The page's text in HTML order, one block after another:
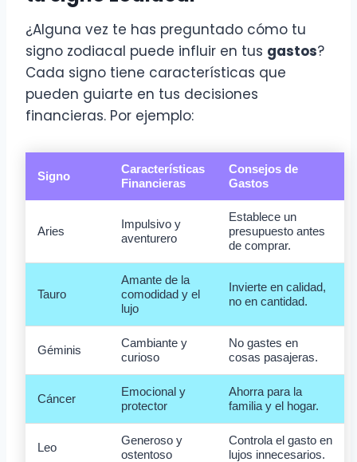
¿Alguna vez te has preguntado cómo tu
signo zodiacal puede influir en tus gastos?
Cada signo tiene características que
pueden guiarte en tus decisiones
financieras. Por ejemplo:
Signo
Características
Financieras
Consejos de
Gastos
Aries
Impulsivo y
aventurero
Establece un
presupuesto antes
de comprar.
Tauro
Amante de la
comodidad y el
lujo
Invierte en calidad,
no en cantidad.
Géminis
Cambiante y
curioso
No gastes en
cosas pasajeras.
Cáncer
Emocional y
protector
Ahorra para la
familia y el hogar.
Leo
Generoso y
ostentoso
Controla el gasto en
lujos innecesarios.